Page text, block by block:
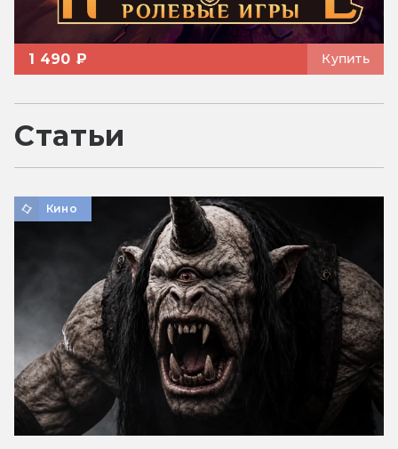
1 490 ₽ Купить
Статьи
Кино